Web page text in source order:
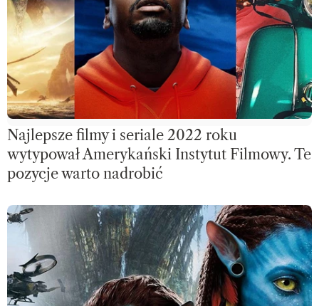
Najlepsze filmy i seriale 2022 roku
wytypował Amerykański Instytut Filmowy. Te
pozycje warto nadrobić